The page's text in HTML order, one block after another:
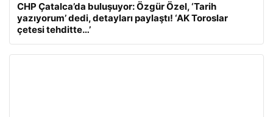
CHP Çatalca’da buluşuyor: Özgür Özel, ‘Tarih
yazıyorum’ dedi, detayları paylaştı! ‘AK Toroslar
çetesi tehditte…’